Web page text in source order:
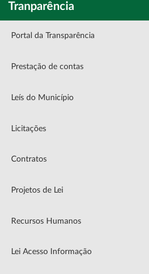
Tranparência
Portal da Transparência
Prestação de contas
Leís do Município
Licitações
Contratos
Projetos de Lei
Recursos Humanos
Lei Acesso Informação